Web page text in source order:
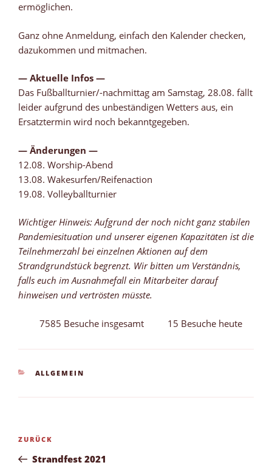
ermöglichen.
Ganz ohne Anmeldung, einfach den Kalender checken,
dazukommen und mitmachen.
— Aktuelle Infos —
Das Fußballturnier/-nachmittag am Samstag, 28.08. fällt
leider aufgrund des unbeständigen Wetters aus, ein
Ersatztermin wird noch bekanntgegeben.
— Änderungen —
12.08. Worship-Abend
13.08. Wakesurfen/Reifenaction
19.08. Volleyballturnier
Wichtiger Hinweis: Aufgrund der noch nicht ganz stabilen
Pandemiesituation und unserer eigenen Kapazitäten ist die
Teilnehmerzahl bei einzelnen Aktionen auf dem
Strandgrundstück begrenzt. Wir bitten um Verständnis,
falls euch im Ausnahmefall ein Mitarbeiter darauf
hinweisen und vertrösten müsste.
7585 Besuche insgesamt 15 Besuche heute
KATEGORIEN
ALLGEMEIN
Beitragsnavigation
Vorheriger
Beitrag
ZURÜCK
Strandfest 2021